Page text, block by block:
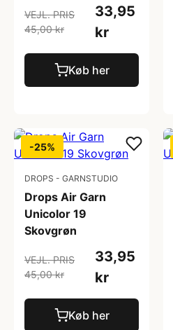
VEJL. PRIS
45,00 kr
33,95
kr
Køb her
-25%
DROPS - GARNSTUDIO
Drops Air Garn
Unicolor 19
Skovgrøn
VEJL. PRIS
45,00 kr
33,95
kr
Køb her